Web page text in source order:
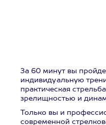
За 60 минут вы
индивидуальную
практическая
зрелищностью и
Только вы и
современной